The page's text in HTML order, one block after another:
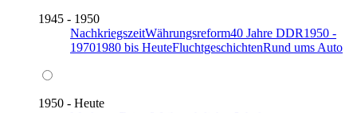
1945 - 1950
NachkriegszeitWährungsreform40 Jahre DDR1950 -
19701980 bis HeuteFluchtgeschichtenRund ums Auto
1950 - Heute